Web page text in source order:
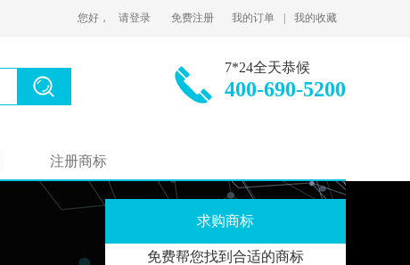
您好， 请登录 免费注册 我的订单 我的收藏
7*24全天恭候
400-690-5200
注册商标
求购商标
免费帮您找到合适的商标